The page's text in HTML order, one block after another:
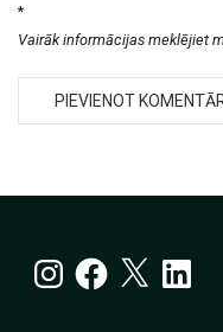
*
Vairāk informācijas meklējiet
InstagramFacebook
X LinkedIn